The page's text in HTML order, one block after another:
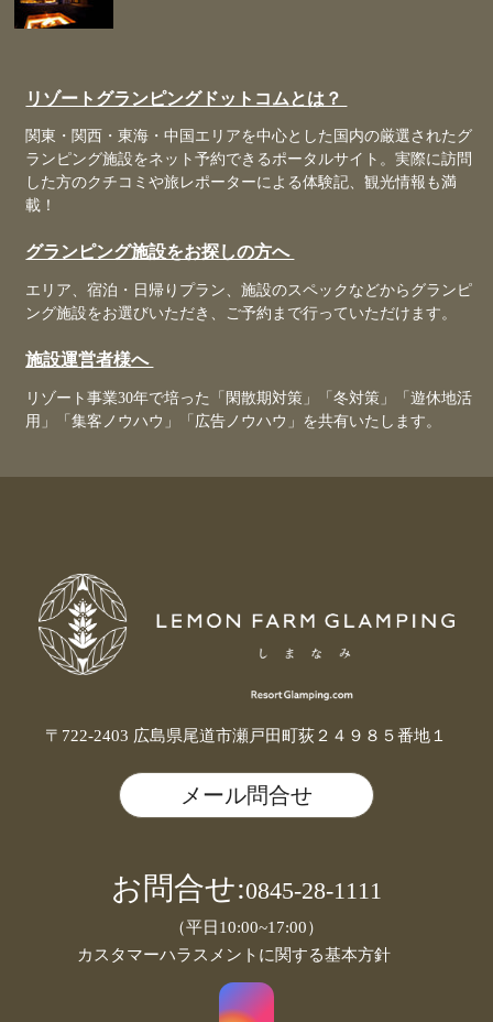
リゾートグランピングドットコムとは？
関東・関西・東海・中国エリアを中心とした国内の厳選されたグ
ランピング施設をネット予約できるポータルサイト。実際に訪問
した方のクチコミや旅レポーターによる体験記、観光情報も満
載！
グランピング施設をお探しの方へ
エリア、宿泊・日帰りプラン、施設のスペックなどからグランピ
ング施設をお選びいただき、ご予約まで行っていただけます。
施設運営者様へ
リゾート事業30年で培った「閑散期対策」「冬対策」「遊休地活
用」「集客ノウハウ」「広告ノウハウ」を共有いたします。
〒722-2403 広島県尾道市瀬戸田町荻２４９８５番地１
メール問合せ
お問合せ:0845-28-1111
（平日10:00~17:00）
カスタマーハラスメントに関する基本方針